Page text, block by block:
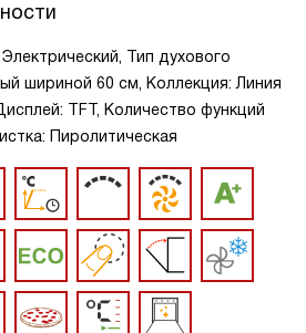
Тип духового
шириной 60 см, Коллекция: Линия
TFT, Количество функций
Пиролитическая